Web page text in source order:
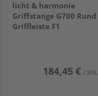
licht & harmonie
Griffstange G700 Rund
Griffleiste F1
184,45 € / Stk.